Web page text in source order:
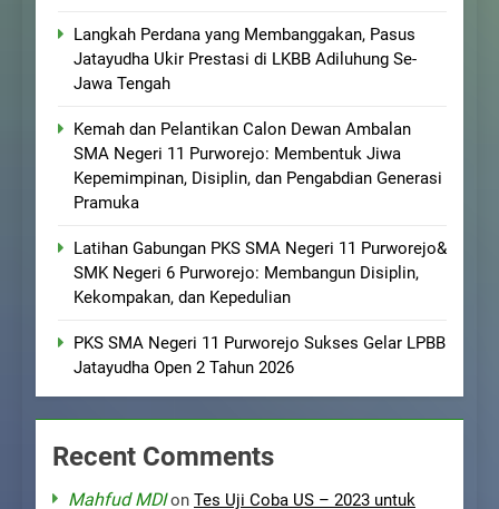
Langkah Perdana yang Membanggakan, Pasus
Jatayudha Ukir Prestasi di LKBB Adiluhung Se-
Jawa Tengah
Kemah dan Pelantikan Calon Dewan Ambalan
SMA Negeri 11 Purworejo: Membentuk Jiwa
Kepemimpinan, Disiplin, dan Pengabdian Generasi
Pramuka
Latihan Gabungan PKS SMA Negeri 11 Purworejo&
SMK Negeri 6 Purworejo: Membangun Disiplin,
Kekompakan, dan Kepedulian
PKS SMA Negeri 11 Purworejo Sukses Gelar LPBB
Jatayudha Open 2 Tahun 2026
Recent Comments
Mahfud MDIon Tes Uji Coba US – 2023 untuk